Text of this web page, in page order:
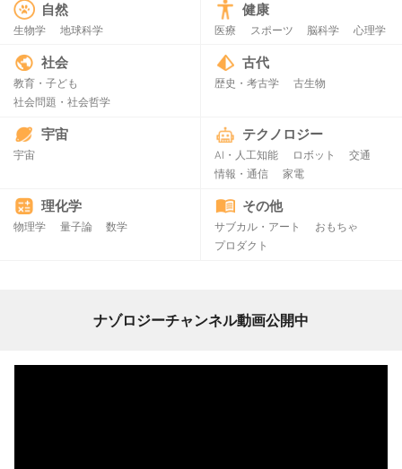
自然
生物学 地球科学
健康
医療 スポーツ 脳科学 心理学
社会
教育・子ども
社会問題・社会哲学
古代
歴史・考古学 古生物
宇宙
宇宙
テクノロジー
AI・人工知能 ロボット
交通
情報・通信
家電
理化学
物理学 量子論 数学
その他
サブカル・アート
おもちゃ
プロダクト
ナゾロジーチャンネル動画公開中